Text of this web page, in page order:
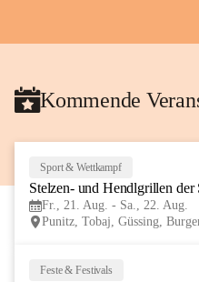
Kommende
Sport & Wettkampf
Stelzen- und Hendlgrillen der
Fr., 21. Aug. - Sa., 22. Aug.
Punitz, Tobaj, Güssing,
Feste & Festivals